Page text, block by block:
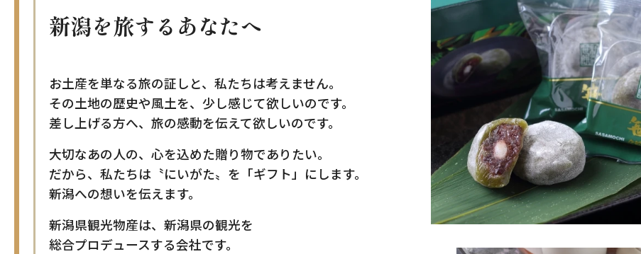
新潟を旅するあなたへ
お土産を単なる旅の証しと、私たちは考えません。
その土地の歴史や風土を、少し感じて欲しいのです。
差し上げる方へ、旅の感動を伝えて欲しいのです。
大切なあの人の、心を込めた贈り物でありたい。
だから、私たちは〝にいがた〟を「ギフト」にします。
新潟への想いを伝えます。
新潟県観光物産は、新潟県の観光を
総合プロデュースする会社です。